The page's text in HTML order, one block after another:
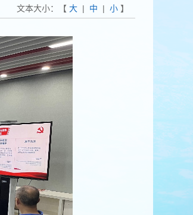
文本大小：【 大| 中 | 小】